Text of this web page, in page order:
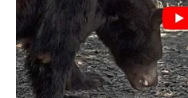
Hotels in den Alpen von
Urlaubsregion
Mit den
wie der